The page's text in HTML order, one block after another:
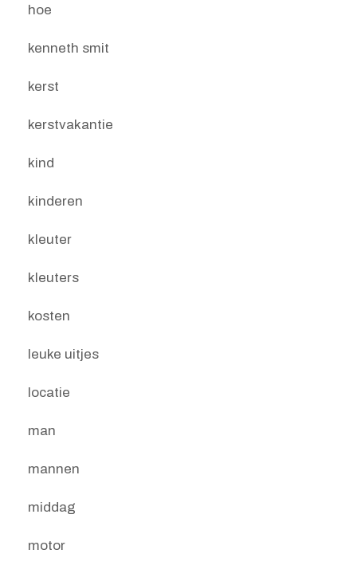
hoe
kenneth smit
kerst
kerstvakantie
kind
kinderen
kleuter
kleuters
kosten
leuke uitjes
locatie
man
mannen
middag
motor